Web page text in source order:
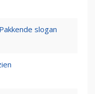
slogan